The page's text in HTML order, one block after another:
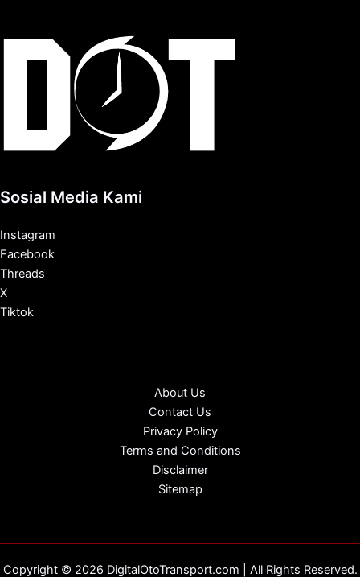
Sosial Media Kami
Instagram
Facebook
Threads
X
Tiktok
About Us
Contact Us
Privacy Policy
Terms and Conditions
Disclaimer
Sitemap
Copyright © 2026 DigitalOtoTransport.com | All Rights Reserved.